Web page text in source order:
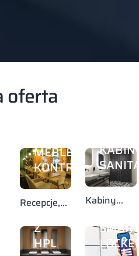
oferta
MEBLE
KONTRAKTOWE
Recepcje,
Kabiny
WC
ZABUDOWY
Z
HPL